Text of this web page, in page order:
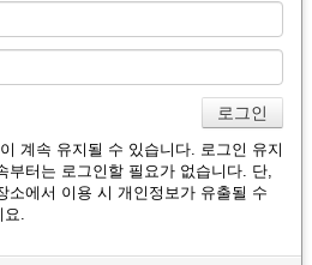
계속 유지될 수 있습니다. 로그인 유지
부터는 로그인할 필요가 없습니다. 단,
소에서 이용 시 개인정보가 유출될 수
요.